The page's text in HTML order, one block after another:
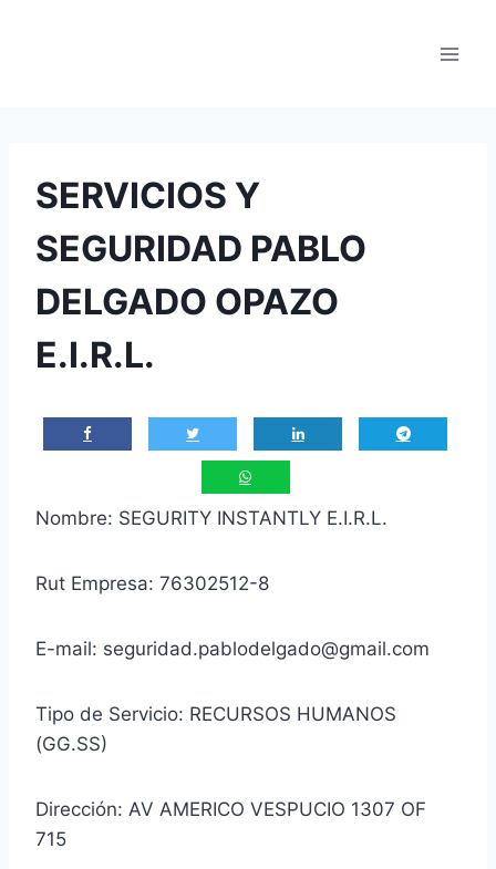
SERVICIOS Y
SEGURIDAD PABLO
DELGADO OPAZO
E.I.R.L.
Nombre: SEGURITY INSTANTLY E.I.R.L.
Rut Empresa: 76302512-8
E-mail: seguridad.pablodelgado@gmail.com
Tipo de Servicio: RECURSOS HUMANOS
(GG.SS)
Dirección: AV AMERICO VESPUCIO 1307 OF
715